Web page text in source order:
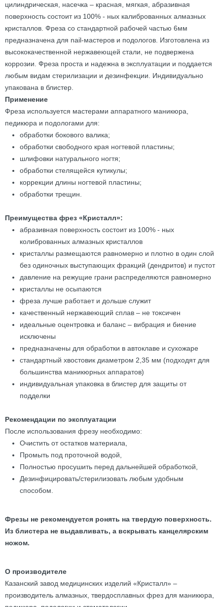
цилиндрическая, насечка – красная, мягкая, абразивная
поверхность состоит из 100% - ных калиброванных алмазных
кристаллов. Фреза со стандартной рабочей частью 6мм
предназначена для nail-мастеров и подологов. Изготовлена из
высококачественной нержавеющей стали, не подвержена
коррозии. Фреза проста и надежна в эксплуатации и поддается
любым видам стерилизации и дезинфекции. Индивидуально
упакована в блистер.
Применение
Фреза используется мастерами аппаратного маникюра,
педикюра и подологами для:
обработки бокового валика;
обработки свободного края ногтевой пластины;
шлифовки натурального ногтя;
обработки стелящейся кутикулы;
коррекции длины ногтевой пластины;
обработки трещин.
Преимущества фрез «Кристалл»:
абразивная поверхность состоит из 100% - ных
колиброванных алмазных кристаллов
кристаллы размещаются равномерно и плотно в один слой
без одиночных выступающих фракций (дендритов) и пустот
давление на режущие грани распределяются равномерно
кристаллы не осыпаются
фреза лучше работает и дольше служит
качественный нержавеющий сплав – не токсичен
идеальные оцентровка и баланс – вибрация и биение
исключены
предназначены для обработки в автоклаве и сухожаре
стандартный хвостовик диаметром 2,35 мм (подходят для
большинства маникюрных аппаратов)
индивидуальная упаковка в блистер для защиты от
подделки
Рекомендации по эксплуатации
После использования фрезу необходимо:
Очистить от остатков материала,
Промыть под проточной водой,
Полностью просушить перед дальнейшей обработкой,
Дезинфицировать/стерилизовать любым удобным
способом.
Фрезы не рекомендуется ронять на твердую поверхность.
Из блистера не выдавливать, а вскрывать канцелярским
ножом.
О производителе
Казанский завод медицинских изделий «Кристалл» –
производитель алмазных, твердосплавных фрез для маникюра,